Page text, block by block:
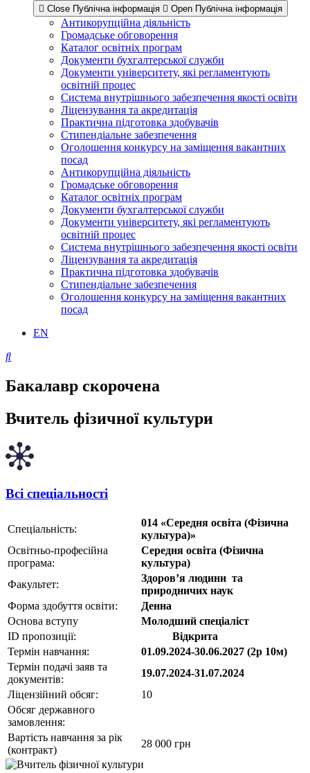
Close Публічна інформація Open Публічна інформація
Антикорупційна діяльність
Громадське обговорення
Каталог освітніх програм
Документи бухгалтерської служби
Документи університету, які регламентують
освітній процес
Система внутрішнього забезпечення якості освіти
Ліцензування та акредитація
Практична підготовка здобувачів
Стипендіальне забезпечення
Оголошення конкурсу на заміщення вакантних
посад
Антикорупційна діяльність
Громадське обговорення
Каталог освітніх програм
Документи бухгалтерської служби
Документи університету, які регламентують
освітній процес
Система внутрішнього забезпечення якості освіти
Ліцензування та акредитація
Практична підготовка здобувачів
Стипендіальне забезпечення
Оголошення конкурсу на заміщення вакантних
посад
EN
Бакалавр скорочена
Вчитель фізичної культури
Всі спеціальності
Спеціальність:
014 «Середня освіта (Фізична
культура)»
Освітньо-професійна
програма:
Середня освіта (Фізична
культура)
Факультет:
Здоров’я людини та
природничих наук
Форма здобуття освіти:
Денна
Основа вступу
Молодший спеціаліст
ID пропозиції:
Відкрита
Термін навчання:
01.09.2024-30.06.2027 (2р 10м)
Термін подачі заяв та
документів:
19.07.2024-31.07.2024
Ліцензійний обсяг:
10
Обсяг державного
замовлення:
Вартість навчання за рік
(контракт)
28 000 грн